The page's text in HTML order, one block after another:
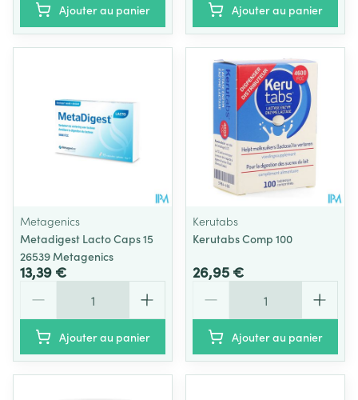
Ajouter au panier Ajouter au panier
Metagenics
Metadigest Lacto Caps 15
26539 Metagenics
13,39 €
Ajouter au panier
Kerutabs
Kerutabs Comp 100
26,95 €
Ajouter au panier